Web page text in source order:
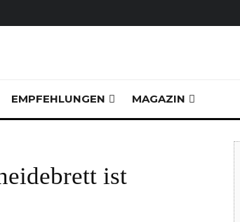
EMPFEHLUNGEN MAGAZIN
ist